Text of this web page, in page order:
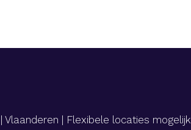
| Flexibele locaties mogelijk